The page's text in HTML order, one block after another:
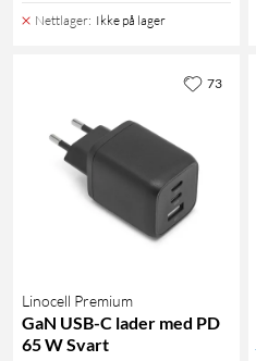
Nettlager: Ikke på lager
Linocell Premium
GaN USB-C lader med PD
65 W Svart
73